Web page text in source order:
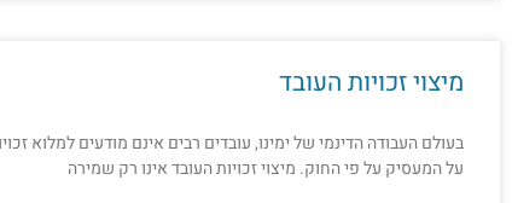
מיצוי זכויות העובד
בעולם העבודה הדינמי של ימינו, עובדים רבים אינם מודעים למלוא
על המעסיק על פי החוק. מיצוי זכויות העובד אינו רק שמירה